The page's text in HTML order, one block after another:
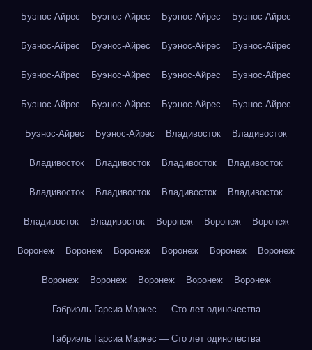
Буэнос-Айрес Буэнос-Айрес Буэнос-Айрес Буэнос-Айрес
Буэнос-Айрес Буэнос-Айрес Буэнос-Айрес Буэнос-Айрес
Буэнос-Айрес Буэнос-Айрес Буэнос-Айрес Буэнос-Айрес
Буэнос-Айрес Буэнос-Айрес Буэнос-Айрес Буэнос-Айрес
Буэнос-Айрес Буэнос-Айрес Владивосток Владивосток
Владивосток Владивосток Владивосток Владивосток
Владивосток Владивосток Владивосток Владивосток
Владивосток Владивосток Воронеж Воронеж Воронеж
Воронеж Воронеж Воронеж Воронеж Воронеж Воронеж
Воронеж Воронеж Воронеж Воронеж Воронеж
Габриэль Гарсиа Маркес — Сто лет одиночества
Габриэль Гарсиа Маркес — Сто лет одиночества